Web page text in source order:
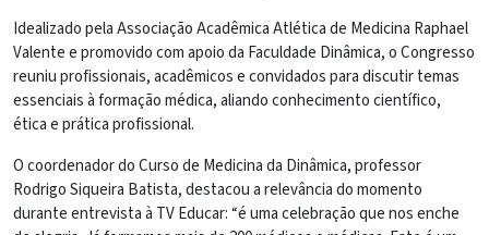
Idealizado pela Associação Acadêmica Atlética de Medicina Raphael
Valente e promovido com apoio da Faculdade Dinâmica, o Congresso
reuniu profissionais, acadêmicos e convidados para discutir temas
essenciais à formação médica, aliando conhecimento científico,
ética e prática profissional.
O coordenador do Curso de Medicina da Dinâmica, professor
Rodrigo Siqueira Batista, destacou a relevância do momento
durante entrevista à TV Educar: “é uma celebração que nos enche